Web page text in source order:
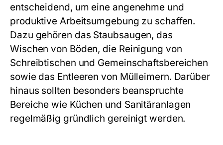
entscheidend, um eine angenehme und
produktive Arbeitsumgebung zu schaffen.
Dazu gehören das Staubsaugen, das
Wischen von Böden, die Reinigung von
Schreibtischen und Gemeinschaftsbereichen
sowie das Entleeren von Mülleimern. Darüber
hinaus sollten besonders beanspruchte
Bereiche wie Küchen und Sanitäranlagen
regelmäßig gründlich gereinigt werden.